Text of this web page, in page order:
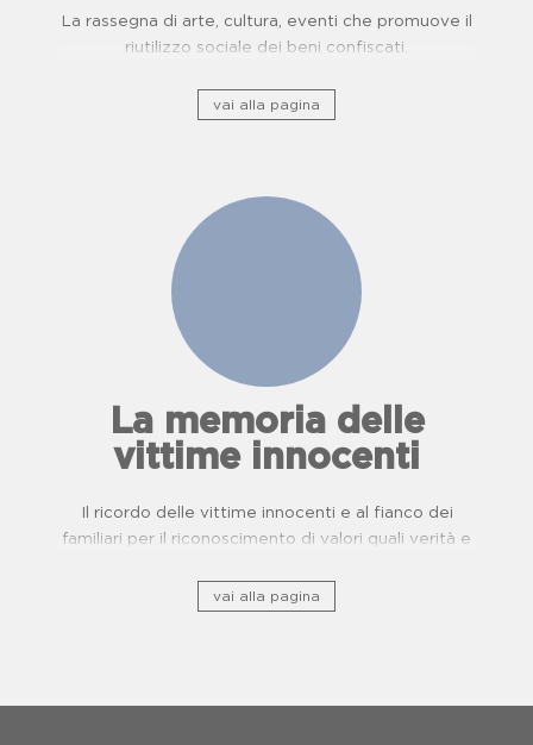
La rassegna di arte, cultura, eventi che promuove il
riutilizzo sociale dei beni confiscati.
vai alla pagina
La memoria delle
vittime innocenti
Il ricordo delle vittime innocenti e al fianco dei
familiari per il riconoscimento di valori quali verità e
vai alla pagina